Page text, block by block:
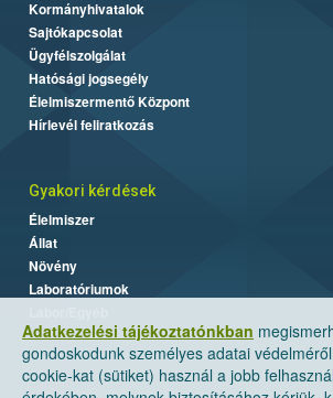
Adatkezelési tájékoztatónkban
gondoskodunk személyes adatai
cookie-kat (sütiket) használ a jobb
Kormányhivatalok
Sajtókapcsolat
Ügyfélszolgálat
Hatósági jogsegély
Élelmiszermentő Központ
Hírlevél feliratkozás
Gyakori kérdések
Élelmiszer
Állat
Növény
Laboratóriumok